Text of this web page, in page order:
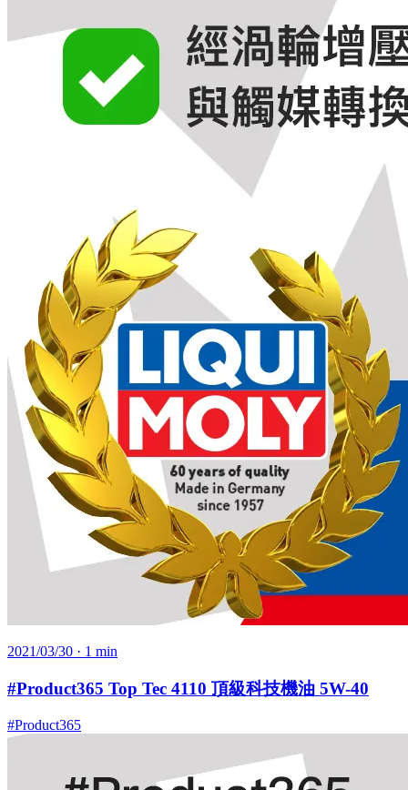
2021/03/30 · 1 min
#Product365 Top Tec 4110 頂級科技機油 5W-40
#Product365